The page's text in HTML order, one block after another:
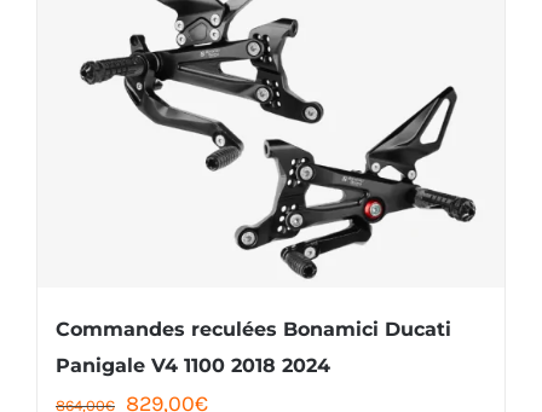
Commandes reculées Bonamici Ducati
Panigale V4 1100 2018 2024
864,00€
Le
829,00€Le